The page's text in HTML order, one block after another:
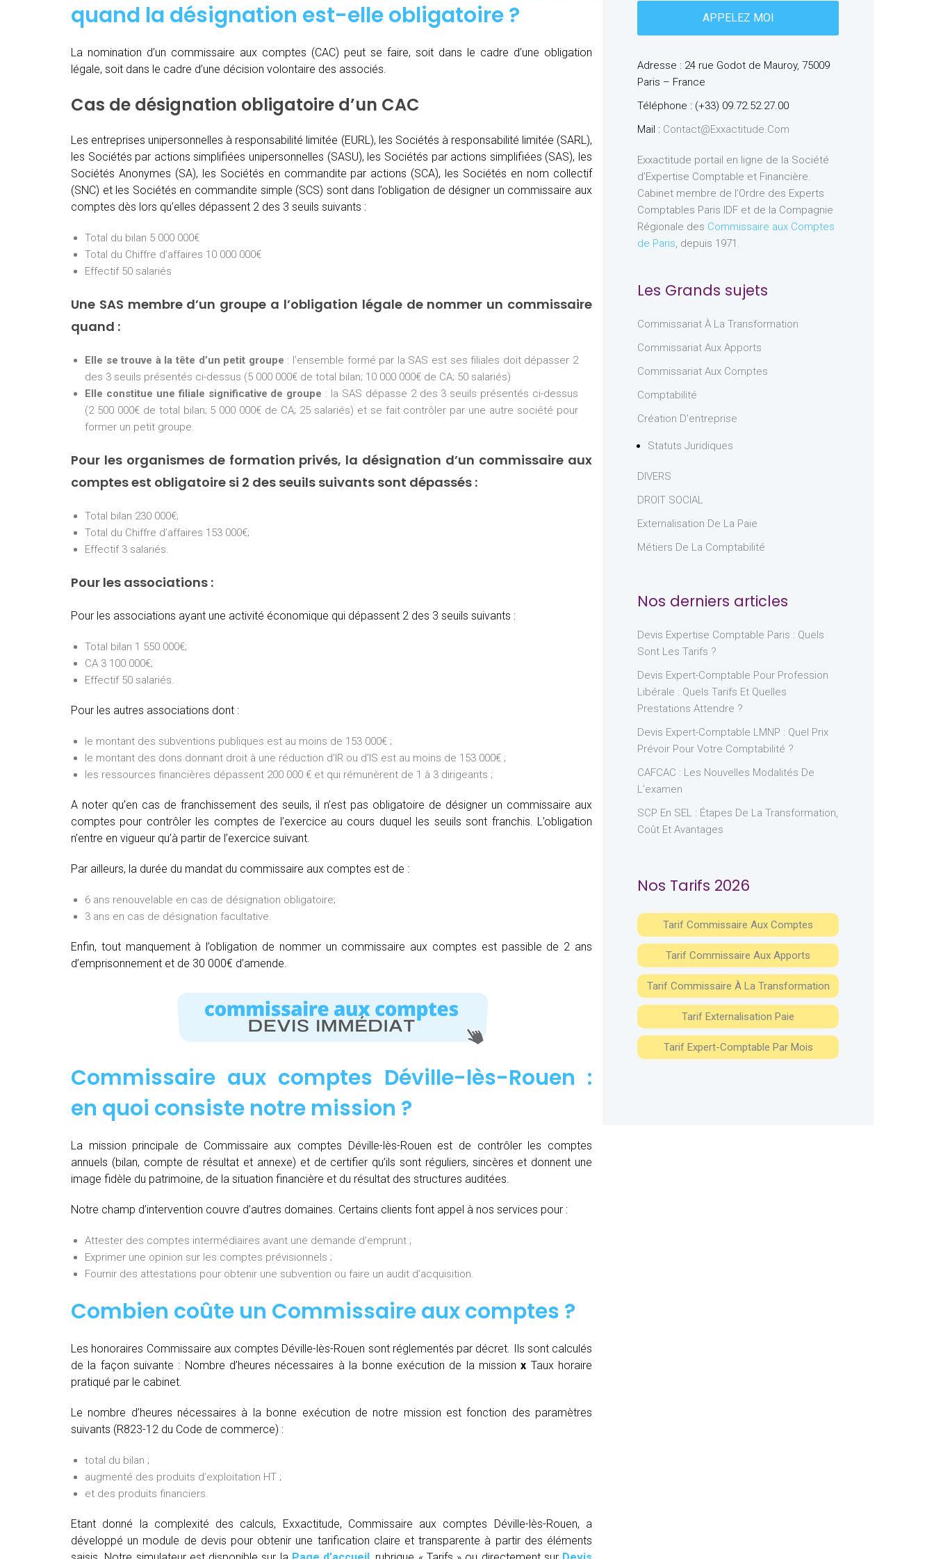
quand la désignation est-elle obligatoire ?
La nomination d’un commissaire aux comptes (CAC) peut se faire, soit dans le cadre d’une obligation
légale, soit dans le cadre d’une décision volontaire des associés.
Cas de désignation obligatoire d’un CAC
Les entreprises unipersonnelles à responsabilité limitée (EURL), les Sociétés à responsabilité limitée (SARL),
les Sociétés par actions simplifiées unipersonnelles (SASU), les Sociétés par actions simplifiées (SAS), les
Sociétés Anonymes (SA), les Sociétés en commandite par actions (SCA), les Sociétés en nom collectif
(SNC) et les Sociétés en commandite simple (SCS) sont dans l’obligation de désigner un commissaire aux
comptes dès lors qu’elles dépassent 2 des 3 seuils suivants :
Total du bilan 5 000 000€
Total du Chiffre d’affaires 10 000 000€
Effectif 50 salariés
Une SAS membre d’un groupe a l’obligation légale de nommer un commissaire
quand :
Elle se trouve à la tête d’un petit groupe : l’ensemble formé par la SAS est ses filiales doit dépasser 2
des 3 seuils présentés ci-dessus (5 000 000€ de total bilan; 10 000 000€ de CA; 50 salariés)
Elle constitue une filiale significative de groupe : la SAS dépasse 2 des 3 seuils présentés ci-dessus
(2 500 000€ de total bilan; 5 000 000€ de CA; 25 salariés) et se fait contrôler par une autre société pour
former un petit groupe.
Pour les organismes de formation privés, la désignation d’un commissaire aux
comptes est obligatoire si 2 des seuils suivants sont dépassés :
Total bilan 230 000€;
Total du Chiffre d’affaires 153 000€;
Effectif 3 salariés.
Pour les associations :
Pour les associations ayant une activité économique qui dépassent 2 des 3 seuils suivants :
Total bilan 1 550 000€;
CA 3 100 000€;
Effectif 50 salariés.
Pour les autres associations dont :
le montant des subventions publiques est au moins de 153 000€ ;
le montant des dons donnant droit à une réduction d’IR ou d’IS est au moins de 153 000€ ;
les ressources financières dépassent 200 000 € et qui rémunèrent de 1 à 3 dirigeants ;
A noter qu’en cas de franchissement des seuils, il n’est pas obligatoire de désigner un commissaire aux
comptes pour contrôler les comptes de l’exercice au cours duquel les seuils sont franchis. L’obligation
n’entre en vigueur qu’à partir de l’exercice suivant.
Par ailleurs, la durée du mandat du commissaire aux comptes est de :
6 ans renouvelable en cas de désignation obligatoire;
3 ans en cas de désignation facultative.
Enfin, tout manquement à l’obligation de nommer un commissaire aux comptes est passible de 2 ans
d’emprisonnement et de 30 000€ d’amende.
Commissaire aux comptes Déville-lès-Rouen :
en quoi consiste notre mission ?
La mission principale de Commissaire aux comptes Déville-lès-Rouen est de contrôler les comptes
annuels (bilan, compte de résultat et annexe) et de certifier qu’ils sont réguliers, sincères et donnent une
image fidèle du patrimoine, de la situation financière et du résultat des structures auditées.
Notre champ d’intervention couvre d’autres domaines. Certains clients font appel à nos services pour :
Attester des comptes intermédiaires avant une demande d’emprunt ;
Exprimer une opinion sur les comptes prévisionnels ;
Fournir des attestations pour obtenir une subvention ou faire un audit d’acquisition.
Combien coûte un Commissaire aux comptes ?
Les honoraires Commissaire aux comptes Déville-lès-Rouen sont réglementés par décret. Ils sont calculés
de la façon suivante : Nombre d’heures nécessaires à la bonne exécution de la missionx Taux horaire
pratiqué par le cabinet.
Le nombre d’heures nécessaires à la bonne exécution de notre mission est fonction des paramètres
suivants (R823-12 du Code de commerce) :
total du bilan ;
augmenté des produits d’exploitation HT ;
et des produits financiers.
Etant donné la complexité des calculs, Exxactitude, Commissaire aux comptes Déville-lès-Rouen, a
développé un module de devis pour obtenir une tarification claire et transparente à partir des éléments
Adresse : 24 rue Godot de Mauroy, 75009
Paris – France
Téléphone : (+33) 09.72.52.27.00
Mail : Contact@exxactitude.com
Exxactitude portail en ligne de la Société
d’Expertise Comptable et Financière.
Cabinet membre de l’Ordre des Experts
Comptables Paris IDF et de la Compagnie
Régionale des Commissaire aux Comptes
de Paris, depuis 1971.
Les Grands sujets
Commissariat À La Transformation
Commissariat Aux Apports
Commissariat Aux Comptes
Comptabilité
Création D'entreprise
Statuts Juridiques
DIVERS
DROIT SOCIAL
Externalisation De La Paie
Métiers De La Comptabilité
Nos derniers articles
Devis Expertise Comptable Paris : Quels
Sont Les Tarifs ?
Devis Expert-Comptable Pour Profession
Libérale : Quels Tarifs Et Quelles
Prestations Attendre ?
Devis Expert-Comptable LMNP : Quel Prix
Prévoir Pour Votre Comptabilité ?
CAFCAC : Les Nouvelles Modalités De
L’examen
SCP En SEL : Étapes De La Transformation,
Coût Et Avantages
Nos Tarifs 2026
Tarif Commissaire Aux Comptes
Tarif Commissaire Aux Apports
Tarif Commissaire À La Transformation
Tarif Externalisation Paie
Tarif Expert-Comptable Par Mois